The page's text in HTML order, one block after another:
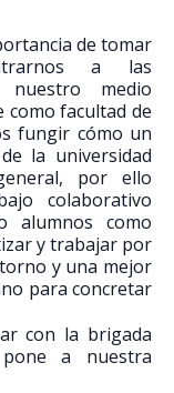
de tomar
a las
nuestro medio
como facultad de
fungir cómo un
la universidad
por ello
colaborativo
alumnos como
y trabajar por
y una mejor
para concretar
con la brigada
a nuestra